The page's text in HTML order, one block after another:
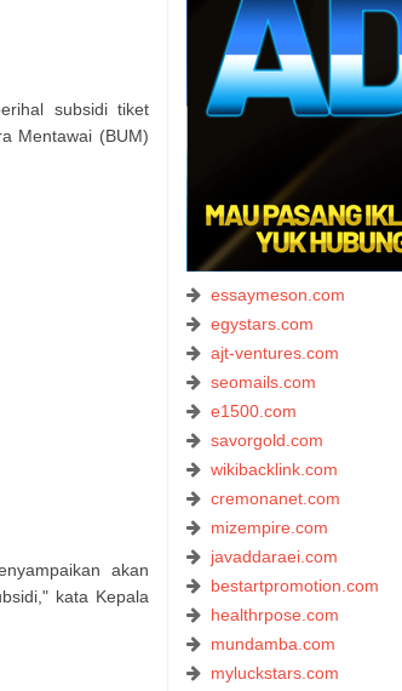
subsidi tiket
Mentawai (BUM)
akan
kata Kepala
essaymeson.com
egystars.com
ajt-ventures.com
seomails.com
e1500.com
savorgold.com
wikibacklink.com
cremonanet.com
mizempire.com
javaddaraei.com
bestartpromotion.com
healthrpose.com
mundamba.com
myluckstars.com